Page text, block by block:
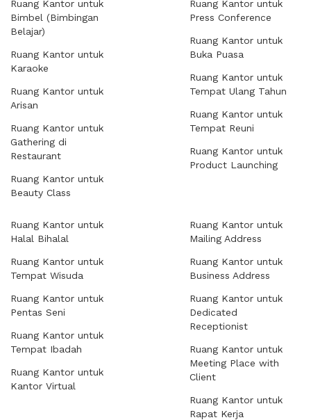
Ruang Kantor untuk
Bimbel (Bimbingan
Belajar)
Ruang Kantor untuk
Karaoke
Ruang Kantor untuk
Arisan
Ruang Kantor untuk
Gathering di
Restaurant
Ruang Kantor untuk
Beauty Class
Ruang Kantor untuk
Press Conference
Ruang Kantor untuk
Buka Puasa
Ruang Kantor untuk
Tempat Ulang Tahun
Ruang Kantor untuk
Tempat Reuni
Ruang Kantor untuk
Product Launching
Ruang Kantor untuk
Halal Bihalal
Ruang Kantor untuk
Tempat Wisuda
Ruang Kantor untuk
Pentas Seni
Ruang Kantor untuk
Tempat Ibadah
Ruang Kantor untuk
Kantor Virtual
Ruang Kantor untuk
Mailing Address
Ruang Kantor untuk
Business Address
Ruang Kantor untuk
Dedicated
Receptionist
Ruang Kantor untuk
Meeting Place with
Client
Ruang Kantor untuk
Rapat Kerja